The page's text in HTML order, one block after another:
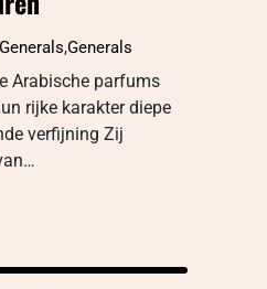
Generals,Generals
Arabische parfums
rijke karakter diepe
verfijning Zij